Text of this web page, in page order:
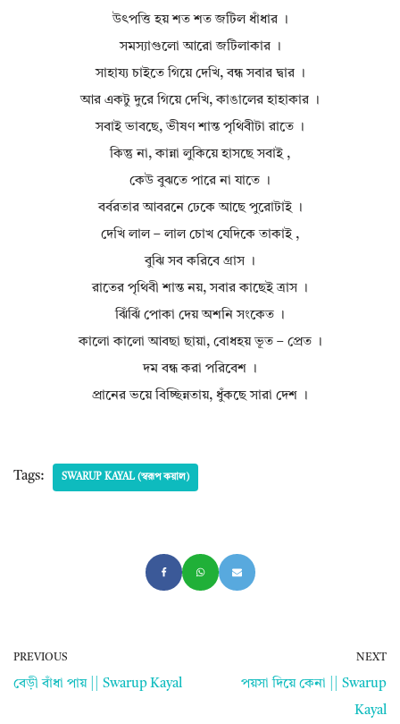
উৎপত্তি হয় শত শত জটিল ধাঁধার ।
সমস্যাগুলো আরো জটিলাকার ।
সাহায্য চাইতে গিয়ে দেখি, বন্ধ সবার দ্বার ।
আর একটু দুরে গিয়ে দেখি, কাঙালের হাহাকার ।
সবাই ভাবছে, ভীষণ শান্ত পৃথিবীটা রাতে ।
কিন্তু না, কান্না লুকিয়ে হাসছে সবাই ,
কেউ বুঝতে পারে না যাতে ।
বর্বরতার আবরনে ঢেকে আছে পুরোটাই ।
দেখি লাল – লাল চোখ যেদিকে তাকাই ,
বুঝি সব করিবে গ্রাস ।
রাতের পৃথিবী শান্ত নয়, সবার কাছেই ত্রাস ।
ঝিঁঝিঁ পোকা দেয় অশনি সংকেত ।
কালো কালো আবছা ছায়া, বোধহয় ভূত – প্রেত ।
দম বন্ধ করা পরিবেশ ।
প্রানের ভয়ে বিচ্ছিন্নতায়, ধুঁকছে সারা দেশ ।
Tags: SWARUP KAYAL (স্বরূপ কয়াল)
PREVIOUS
বেড়ী বাঁধা পায় || Swarup Kayal
NEXT
পয়সা দিয়ে কেনা || Swarup
Kayal